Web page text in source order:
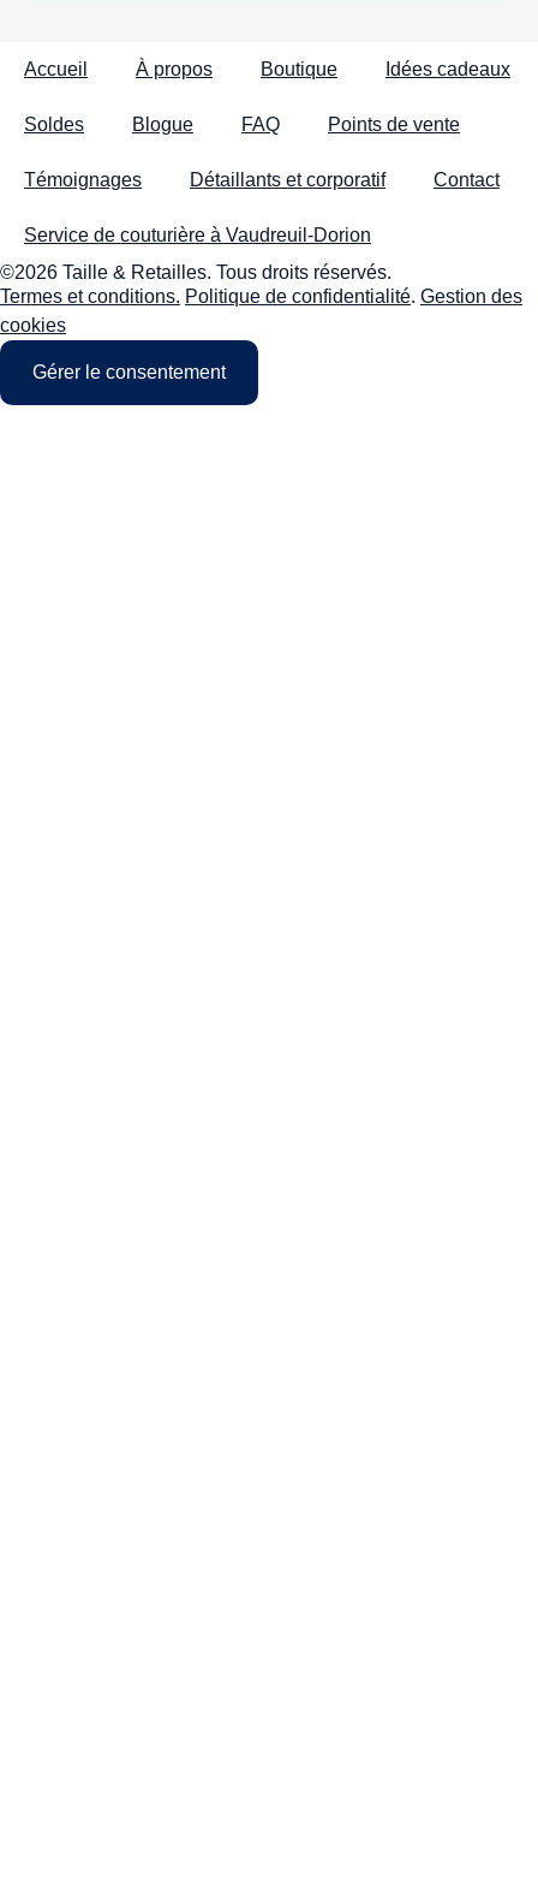
Accueil À propos Boutique Idées cadeaux
Soldes Blogue FAQ Points de vente
Témoignages Détaillants et corporatif Contact
Service de couturière à Vaudreuil-Dorion
©2026 Taille & Retailles. Tous droits réservés.
Termes et conditions. Politique de confidentialité. Gestion des
cookies
Gérer le consentement